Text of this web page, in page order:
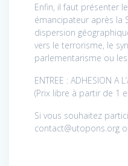
Enfin, il faut présenter
émancipateur après la
dispersion
vers le terrorisme, le
parlementarisme ou
ENTREE : ADHESION A
(Prix libre à partir de 1
Si vous souhaitez
contact@utopons.org